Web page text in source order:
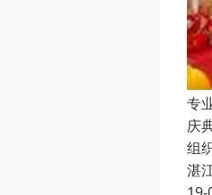
专
庆
组
湛